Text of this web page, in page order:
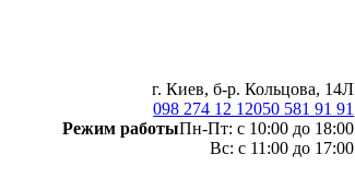
г. Киев, б-р. Кольцова, 14Л
098 274 12 12050 581 91 91
Режим работыПн-Пт: с 10:00 до 18:00
Вс: с 11:00 до 17:00